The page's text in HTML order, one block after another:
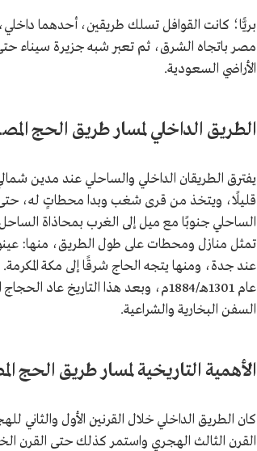
بريًّا؛ كانت القوافل تسلك طريقين، أحدهما
مصر باتجاه الشرق، ثم تعبر شبه جزيرة سيناء
الأراضي السعودية.
الطريق الداخلي لمسار طريق الحج
يفترق الطريقان الداخلي والساحلي عند مدين
قليلًا، ويتخذ من قرى شغب وبدا محطاتٍ له، حتى
الساحلي جنوبًا مع ميل إلى الغرب بمحاذاة
تمثل منازل ومحطات على طول الطريق، منها:
عند جدة، ومنها يتجه الحاج شرقًا إلى مكة
عام 1301هـ/1884م، وبعد هذا
السفن البخارية والشراعية.
الأهمية التاريخية لمسار طريق الحج
كان الطريق الداخلي خلال القرنين الأول والثاني
القرن الثالث الهجري واستمر كذلك حتى القرن